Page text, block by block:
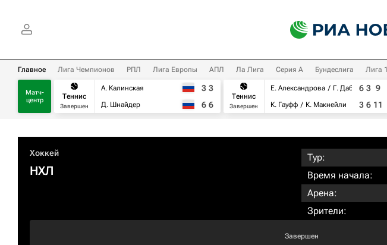
Главное Лига Чемпионов РПЛ Лига Европы АПЛ Ла Лига Серия А Бундеслига Лига 1
Матч-
центр
Теннис
Завершен
А. Калинская
Д. Шнайдер
3 3
6 6
Теннис
Завершен
Е. Александрова
Г. Дабровски
К. Гауфф
К. Макнейли
6 3 9
3 6 11
Хоккей
НХЛ
Тур:
Время начала:
Арена:
Зрители:
Завершен